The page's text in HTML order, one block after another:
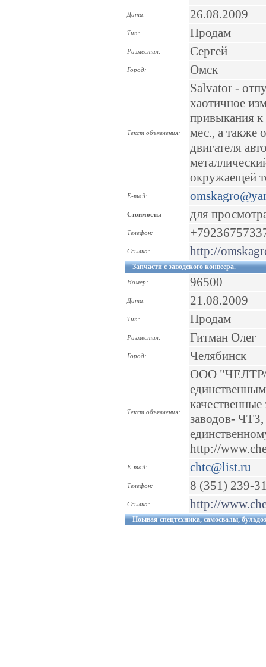
Дата: 26.08.2009
Тип: Продам
Разместил: Сергей
Город: Омск
Текст объявления:
Salvator -
хаотичное
привыкания
мес., а также
двигателя
окружаещей
E-mail:
Стоимость: для
Телефон:
Ссылка: http://
Запчасти с заводского конвеера.
Номер: 96500
Дата: 21.08.2009
Тип: Продам
Разместил: Гитман Олег
Город: Челябинск
Текст объявления:
ООО
заводов-
http://
E-mail: chtc@list.ru
Телефон: 8 (351) 239-
Ссылка: http://
Ноывая спецтехника, самосвалы,